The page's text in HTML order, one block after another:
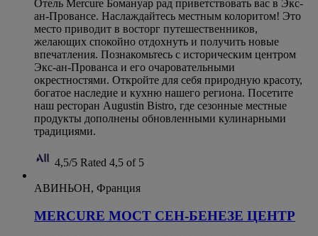
Отель Mercure Бомануар рад приветствовать вас в Экс-
ан-Провансе. Наслаждайтесь местным колоритом! Это
место приводит в восторг путешественников,
желающих спокойно отдохнуть и получить новые
впечатления. Познакомьтесь с историческим центром
Экс-ан-Прованса и его очаровательными
окрестностями. Откройте для себя природную красоту,
богатое наследие и кухню нашего региона. Посетите
наш ресторан Augustin Bistro, где сезонные местные
продукты дополнены обновленными кулинарными
традициями.
4,5/5 Rated 4,5 of 5
АВИНЬОН, Франция
MERCURE МОСТ СЕН-БЕНЕЗЕ ЦЕНТР